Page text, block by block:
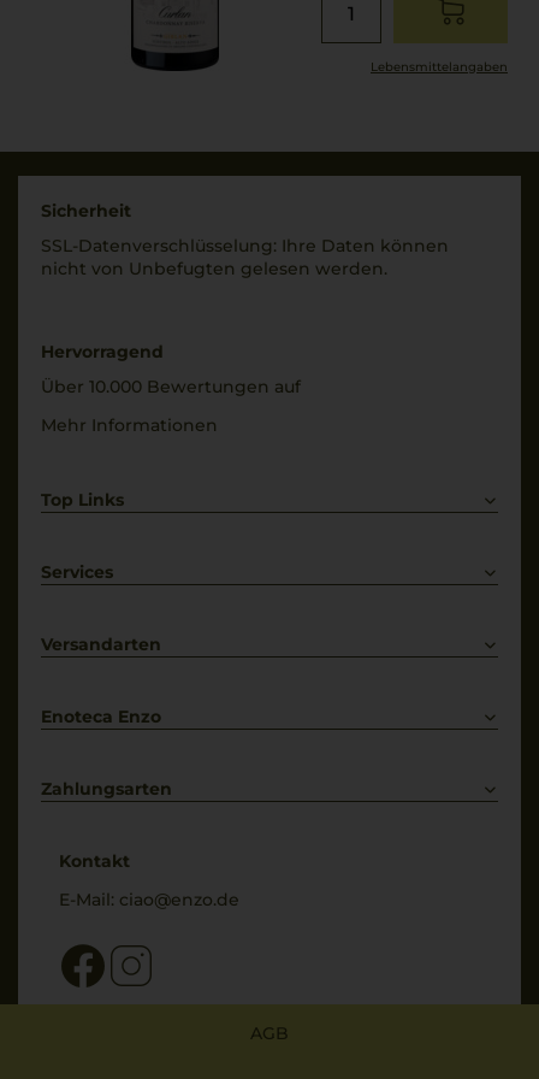
Lebensmittel­angaben
Sicherheit
SSL-Daten­verschlüs­selung: Ihre Daten können
nicht von Unbe­fugten gelesen werden.
Hervorragend
Über 10.000 Bewertungen auf
Mehr Informationen
Top Links
Weißwein
Services
Kontakt
Versandarten
Enoteca Enzo
Bewertungs-Richtlinien
Zahlungsarten
Kontakt
E-Mail: ciao@enzo.de
AGB